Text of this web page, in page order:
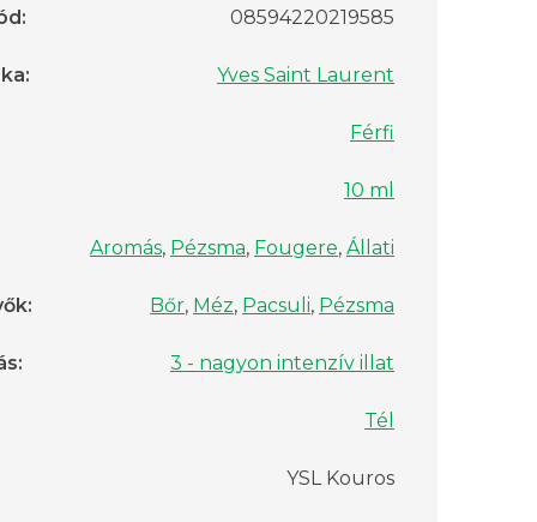
: 08594220219585
: Yves Saint Laurent
Férfi
10 ml
Aromás, Pézsma, Fougere, Állati
: Bőr, Méz, Pacsuli, Pézsma
: 3 - nagyon intenzív illat
Tél
YSL Kouros